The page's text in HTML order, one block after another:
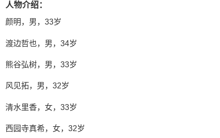
人物介绍：
颜明，男，33岁
渡边哲也，男，34岁
熊谷弘树，男，33岁
风见拓，男，32岁
清水里香，女，33岁
西园寺真希，女，32岁